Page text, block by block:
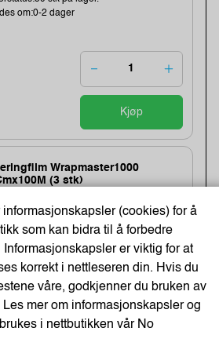
om:0-2 dager
Kjøp
Wrapmaster1000
(3 stk)
stk på lager.
om:1-3 dager
Kjøp
(cookies) for å
som kan bidra til å forbedre
er viktig for at
korrekt i nettleseren din. Hvis du
våre, godkjenner du bruken av
mer om informasjonskapsler og
i nettbutikken vårNo